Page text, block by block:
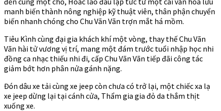
manh biến thành nông nghiệp kỹ thuật viên, thân phận chuyển
biến nhanh chóng cho Chu Vãn Vãn trợn mắt há mồm.
Tiêu Kình cùng đại gia khách khí một vòng, thay thế Chu Vãn
Vãn hài tử vương vị trí, mang một đám trước tuổi nhập học nhi
đồng ca nhạc thiếu nhi đi, cấp Chu Vãn Vãn tiếp đãi công tác
giảm bớt hơn phân nửa gánh nặng.
Đón dâu xe tải cùng xe jeep còn chưa có trở lại, một chiếc xa lạ
xe jeep dừng lại tại cánh cửa, Thẩm gia gia đỏ da thắm thịt
xuống xe.